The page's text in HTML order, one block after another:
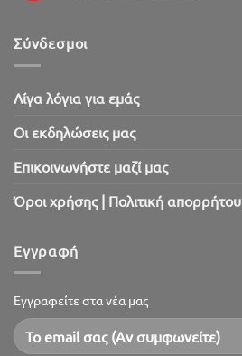
Σύνδεσμοι
Λίγα λόγια για εμάς
Oι εκδηλώσεις μας
Επικοινωνήστε μαζί μας
Όροι χρήσης | Πολιτική απορρήτου
Εγγραφή
Εγγραφείτε στα νέα μας